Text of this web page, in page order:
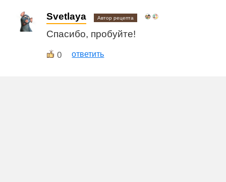
Svetlaya Автор рецепта
Спасибо, пробуйте!
0 ответить